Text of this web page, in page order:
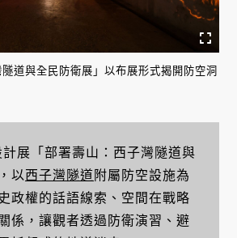
道與全民防衛展」以布展形式揭開防空洞
計展「部署壽山：西子灣隧道與
以西子灣隧道 附屬防空設施為
政權的話語線索、空間在戰略
係，讓觀者透過防衛演習、避